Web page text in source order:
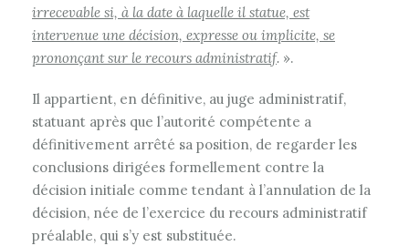
irrecevable si, à la date à laquelle il statue, est
intervenue une décision, expresse ou implicite, se
prononçant sur le recours administratif. ».
Il appartient, en définitive, au juge administratif,
statuant après que l’autorité compétente a
définitivement arrêté sa position, de regarder les
conclusions dirigées formellement contre la
décision initiale comme tendant à l’annulation de la
décision, née de l’exercice du recours administratif
préalable, qui s’y est substituée.